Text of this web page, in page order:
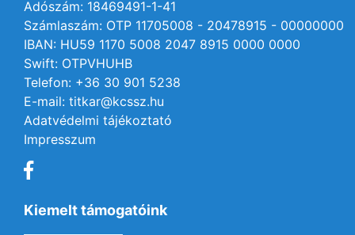
Adószám: 18469491-1-41
Számlaszám: OTP 11705008 - 20478915 - 00000000
IBAN: HU59 1170 5008 2047 8915 0000 0000
Swift: OTPVHUHB
Telefon: +36 30 901 5238
E-mail: titkar@kcssz.hu
Adatvédelmi tájékoztató
Impresszum
Kiemelt támogatóink